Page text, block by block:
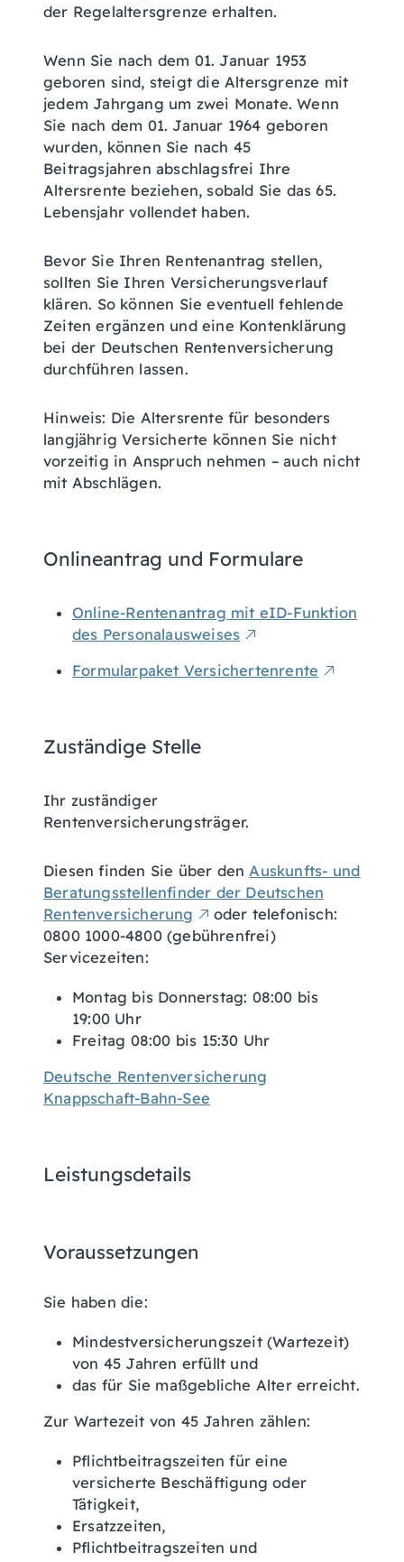
der Regelaltersgrenze erhalten.
Wenn Sie nach dem 01. Januar 1953
geboren sind, steigt die Altersgrenze mit
jedem Jahrgang um zwei Monate. Wenn
Sie nach dem 01. Januar 1964 geboren
wurden, können Sie nach 45
Beitragsjahren abschlagsfrei Ihre
Altersrente beziehen, sobald Sie das 65.
Lebensjahr vollendet haben.
Bevor Sie Ihren Rentenantrag stellen,
sollten Sie Ihren Versicherungsverlauf
klären. So können Sie eventuell fehlende
Zeiten ergänzen und eine Kontenklärung
bei der Deutschen Rentenversicherung
durchführen lassen.
Hinweis: Die Altersrente für besonders
langjährig Versicherte können Sie nicht
vorzeitig in Anspruch nehmen – auch nicht
mit Abschlägen.
Onlineantrag und Formulare
Online-Rentenantrag mit eID-Funktion
des Personalausweises
Formularpaket Versichertenrente
Zuständige Stelle
Ihr zuständiger
Rentenversicherungsträger.
Diesen finden Sie über denAuskunfts- und
Beratungsstellenfinder der Deutschen
Rentenversicherung
oder telefonisch:
0800 1000-4800 (gebührenfrei)
Servicezeiten:
Montag bis Donnerstag: 08:00 bis
19:00 Uhr
Freitag 08:00 bis 15:30 Uhr
Deutsche Rentenversicherung
Knappschaft-Bahn-See
Leistungsdetails
Voraussetzungen
Sie haben die:
Mindestversicherungszeit (Wartezeit)
von 45 Jahren erfüllt und
das für Sie maßgebliche Alter erreicht.
Zur Wartezeit von 45 Jahren zählen:
Pflichtbeitragszeiten für eine
versicherte Beschäftigung oder
Tätigkeit,
Ersatzzeiten,
Pflichtbeitragszeiten und